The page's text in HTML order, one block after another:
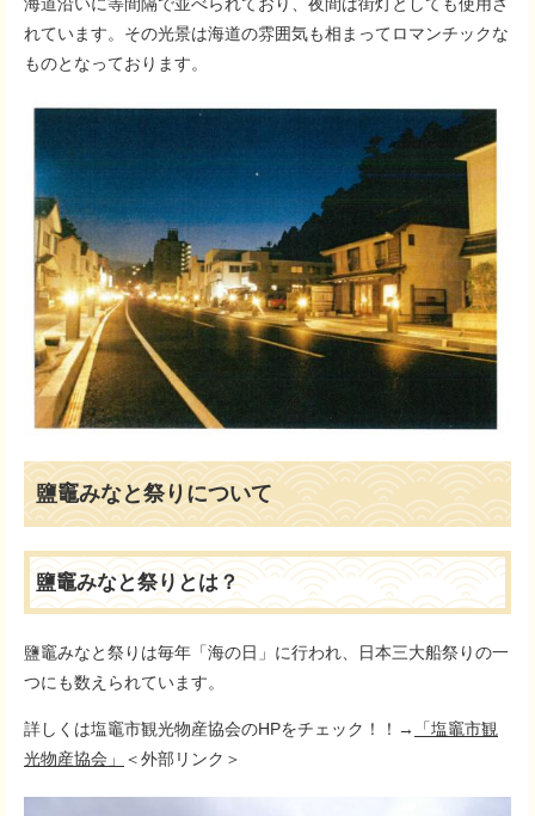
れています。その光景は海道の雰囲気も相まってロマンチックな
ものとなっております。
鹽竈みなと祭りについて
鹽竈みなと祭りとは？
鹽竈みなと祭りは毎年「海の日」に行われ、日本三大船祭りの一
つにも数えられています。
詳しくは塩竈市観光物産協会のHPをチェック！！→
「塩竈市観
光物産協会」
＜外部リンク＞